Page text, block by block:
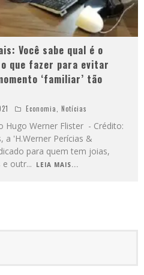
Você sabe qual é o
que fazer para evitar
‘familiar’ tão
Economia, Notícias
Hugo Werner Flister - Crédito:
a 'H.Werner Perícias &
para quem tem joias,
e outr... LEIA MAIS...